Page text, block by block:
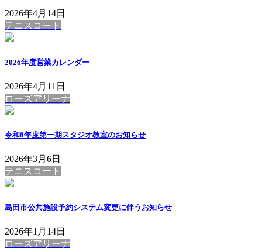
2026年4月14日
テニスコート
2026年度営業カレンダー
2026年4月11日
ローズアリーナ
令和8年度第一期スタジオ教室のお知らせ
2026年3月6日
テニスコート
島田市公共施設予約システム変更に伴うお知らせ
2026年1月14日
ローズアリーナ